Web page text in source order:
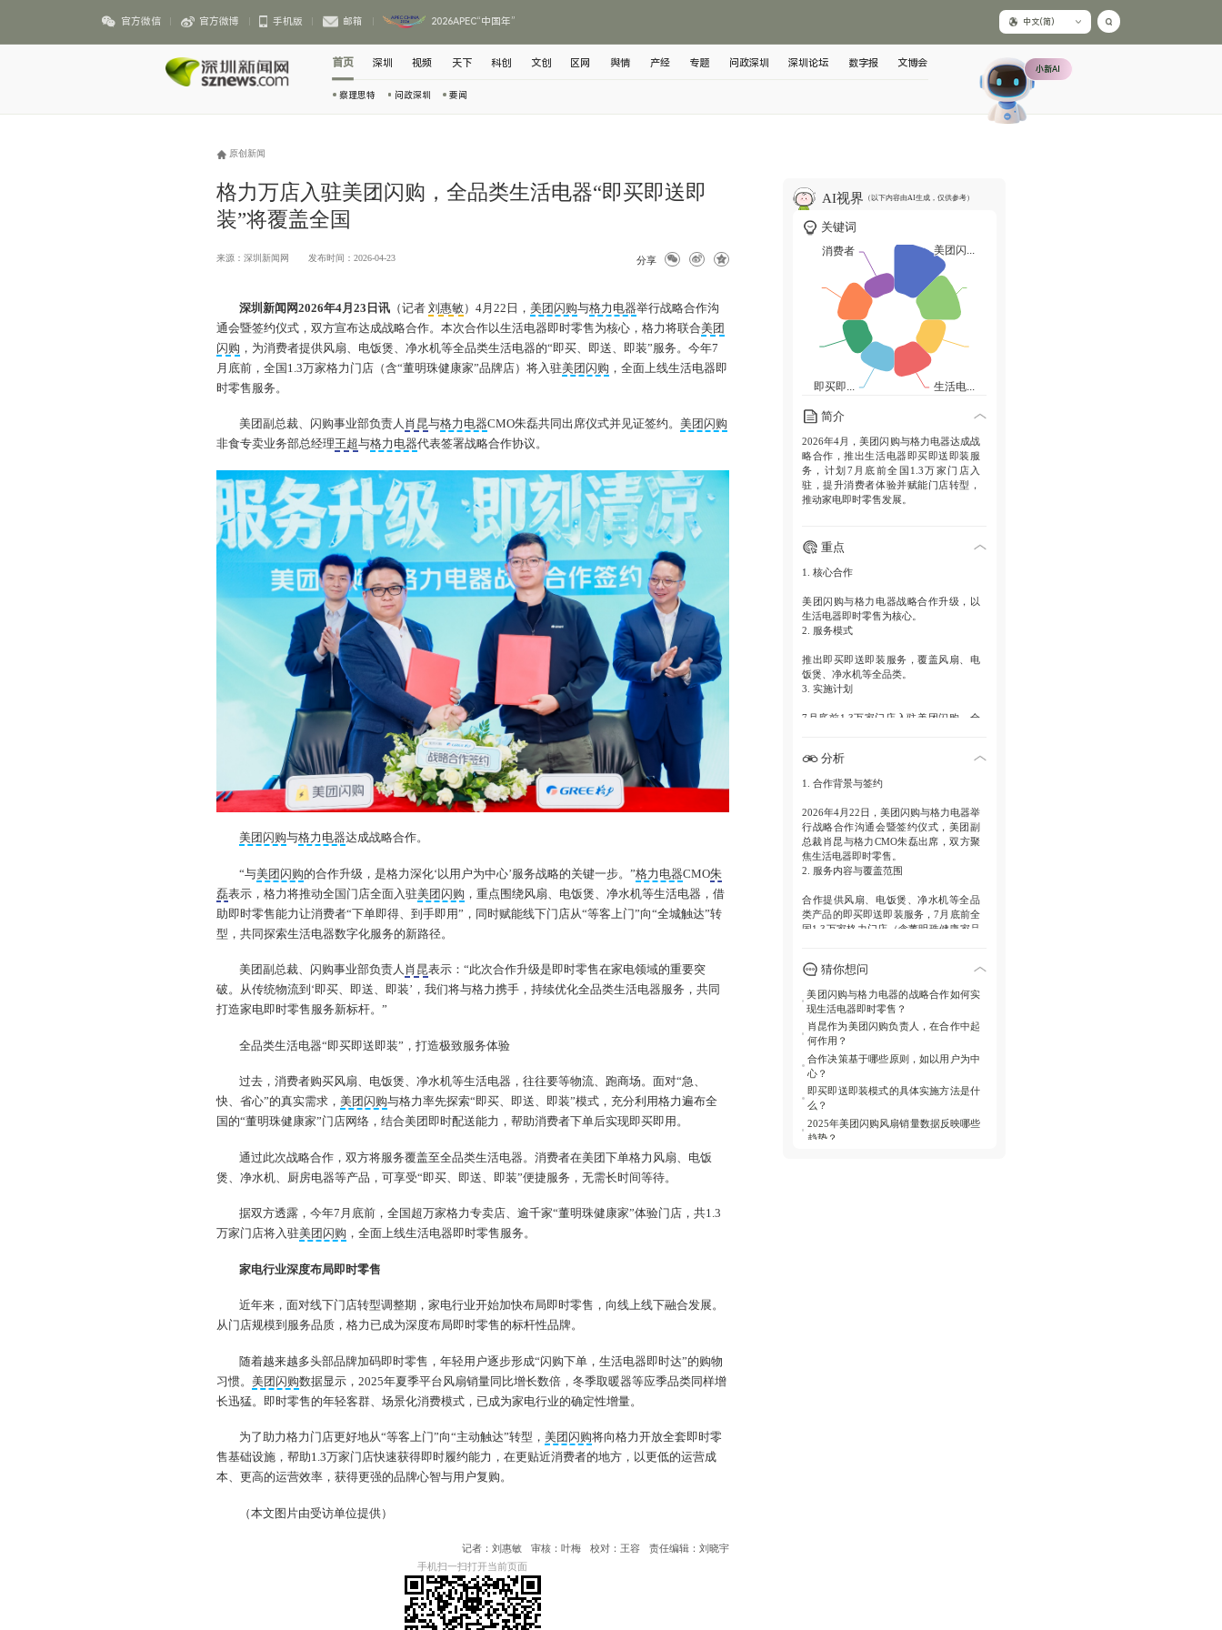
官方微信 官方微博 手机版 邮箱 2026APEC“中国年” 中文(简)
首页
察理思特 问政深圳 要闻
深圳 视频 天下 科创 文创 区网 舆情 产经 专题 问政深圳 深圳论坛 数字报 文博会 小新AI
原创新闻
格力万店入驻美团闪购，全品类生活电器“即买即送即
装”将覆盖全国
来源：深圳新闻网 发布时间：2026-04-23 分享
深圳新闻网2026年4月23日讯 （记者刘惠敏）4月22日，美团闪购与格力电器举行战略合作沟
通会暨签约仪式，双方宣布达成战略合作。本次合作以生活电器即时零售为核心，格力将联合美团
闪购 ，为消费者提供风扇、电饭煲、净水机等全品类生活电器的“即买、即送、即装”服务。今年7
月底前，全国1.3万家格力门店（含“董明珠健康家”品牌店）将入驻美团闪购 ，全面上线生活电器即
时零售服务。
美团副总裁、闪购事业部负责人 肖昆与格力电器CMO朱磊共同出席仪式并见证签约。美团闪购
非食专卖业务部总经理王超与格力电器代表签署战略合作协议。
美团闪购与格力电器达成战略合作。
“与美团闪购的合作升级，是格力深化‘以用户为中心’服务战略的关键一步。”格力电器CMO朱
磊表示，格力将推动全国门店全面入驻美团闪购 ，重点围绕风扇、电饭煲、净水机等生活电器，借
助即时零售能力让消费者“下单即得、到手即用”，同时赋能线下门店从“等客上门”向“全城触达”转
型，共同探索生活电器数字化服务的新路径。
美团副总裁、闪购事业部负责人 肖昆表示：“此次合作升级是即时零售在家电领域的重要突
破。从传统物流到‘即买、即送、即装’，我们将与格力携手，持续优化全品类生活电器服务，共同
打造家电即时零售服务新标杆。”
全品类生活电器“即买即送即装”，打造极致服务体验
过去，消费者购买风扇、电饭煲、净水机等生活电器，往往要等物流、跑商场。面对“急、
快、省心”的真实需求， 美团闪购与格力率先探索“即买、即送、即装”模式，充分利用格力遍布全
国的“董明珠健康家”门店网络，结合美团即时配送能力，帮助消费者下单后实现即买即用。
通过此次战略合作，双方将服务覆盖至全品类生活电器。消费者在美团下单格力风扇、电饭
煲、净水机、厨房电器等产品，可享受“即买、即送、即装”便捷服务，无需长时间等待。
据双方透露，今年7月底前，全国超万家格力专卖店、逾千家“董明珠健康家”体验门店，共1.3
万家门店将入驻美团闪购 ，全面上线生活电器即时零售服务。
家电行业深度布局即时零售
近年来，面对线下门店转型调整期，家电行业开始加快布局即时零售，向线上线下融合发展。
从门店规模到服务品质，格力已成为深度布局即时零售的标杆性品牌。
随着越来越多头部品牌加码即时零售，年轻用户逐步形成“闪购下单，生活电器即时达”的购物
习惯。 美团闪购数据显示，2025年夏季平台风扇销量同比增长数倍，冬季取暖器等应季品类同样增
长迅猛。即时零售的年轻客群、场景化消费模式，已成为家电行业的确定性增量。
为了助力格力门店更好地从“等客上门”向“主动触达”转型，美团闪购将向格力开放全套即时零
售基础设施，帮助1.3万家门店快速获得即时履约能力，在更贴近消费者的地方，以更低的运营成
本、更高的运营效率，获得更强的品牌心智与用户复购。
（本文图片由受访单位提供）
记者：刘惠敏 审核：叶梅 校对：王容
责任编辑：刘晓宇
手机扫一扫打开当前页面
AI视界 （以下内容由AI生成，仅供参考）
关键词
简介
2026年4月，美团闪购与格力电器达成战
略合作，推出生活电器即买即送即装服
务，计划7月底前全国1.3万家门店入
驻，提升消费者体验并赋能门店转型，
推动家电即时零售发展。
重点
1. 核心合作
美团闪购与格力电器战略合作升级，以
生活电器即时零售为核心。
2. 服务模式
推出即买即送即装服务，覆盖风扇、电
饭煲、净水机等全品类。
3. 实施计划
7月底前1.3万家门店入驻美团闪购，全
美团闪购助力格力门店数字化服务转
型，提升用户复购和品牌心智。
即时零售成为家电行业增量来源，数据
增长显著。
分析
1. 合作背景与签约
2026年4月22日，美团闪购与格力电器举
行战略合作沟通会暨签约仪式，美团副
总裁肖昆与格力CMO朱磊出席，双方聚
焦生活电器即时零售。
2. 服务内容与覆盖范围
合作提供风扇、电饭煲、净水机等全品
类产品的即买即送即装服务，7月底前全
国1.3万家格力门店（含董明珠健康家品
格力深化以用户为中心服务，赋能门店
从等客上门向全城触达转型；美团闪购
开放即时零售基础设施，提升履约效率
和品牌心智。
4. 行业影响与数据支撑
家电行业加速布局即时零售，2025年美
团闪购风扇销量增长数倍，年轻用户习
惯形成，带来确定性增量。
猜你想问
美团闪购与格力电器的战略合作如何实
现生活电器即时零售？
肖昆作为美团闪购负责人，在合作中起
何作用？
合作决策基于哪些原则，如以用户为中
心？
即买即送即装模式的具体实施方法是什
么？
2025年美团闪购风扇销量数据反映哪些
趋势？